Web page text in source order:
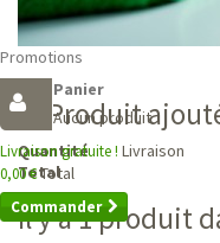
Promotions
Panier
Aucun produit
Livraison gratuite ! Livraison
0,00 €Total
Commander
Produit
Quantité
Total
Il y a 1 produit